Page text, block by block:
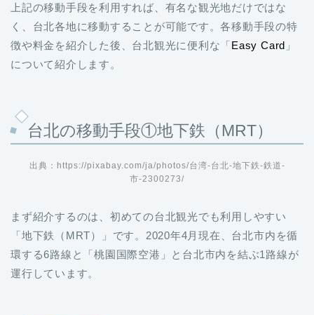
上記の移動手段を利用すれば、有名な観光地だけではな
く、台北各地に移動することが可能です。各移動手段の特
徴や料金を紹介した後、台北観光に便利な「Easy Card 」
について紹介します。
台北の移動手段①地下鉄（MRT）
出典：https://pixabay.com/ja/photos/台湾-台北-地下鉄-鉄道-
市-2300273/
まず紹介するのは、初めての台北観光でも利用しやすい
「地下鉄（MRT）」です。2020年4月現在、台北市内を循
環する6路線と「桃園国際空港」と台北市内を結ぶ1路線が
運行しています。